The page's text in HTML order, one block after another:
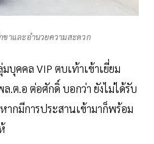
ขาและอำนวยความสะดวก
บุคคล VIP ตบเท้าเข้าเยี่ยม
.อ ต่อศักดิ์ บอกว่า ยังไม่ได้รับ
ากมีการประสานเข้ามาก็พร้อม